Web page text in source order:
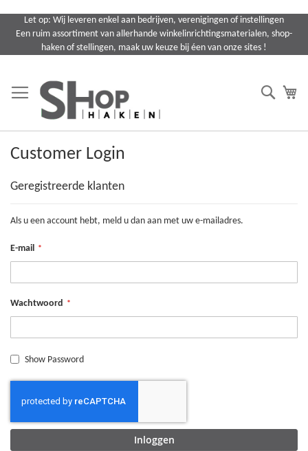
naar
Let op: Wij leveren enkel aan bedrijven, verenigingen of instellingen
Een ruim assortiment van allerhande winkelinrichtingsmaterialen, shop-
haken of stellingen, maak uw keuze bij éen van onze sites !
Search
Customer Login
Geregistreerde klanten
Als u een account hebt, meld u dan aan met uw e-mailadres.
E-mail
Wachtwoord
Show Password
Inloggen